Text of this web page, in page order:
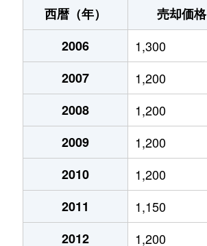
北７条東
3,500万円 東区
北８条東
1,200万円
北８条東
1,400万円
北８条東
390万円
北８条東
390万円
北８条東
300万円
北８条東
3,000万円
北８条東
2,600万円
西暦（年）
売却価格
2006
1,300
2007
1,200
2008
1,200
2009
1,200
2010
1,200
2011
1,150
2012
1,200